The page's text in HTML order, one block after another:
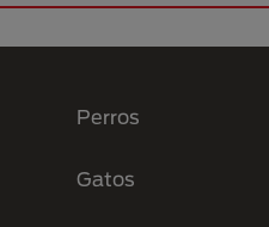
Perros
Gatos